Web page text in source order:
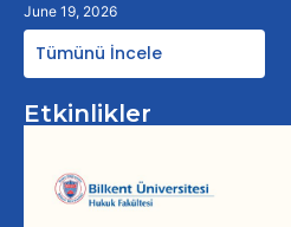
June 19, 2026
Tümünü İncele
Etkinlikler